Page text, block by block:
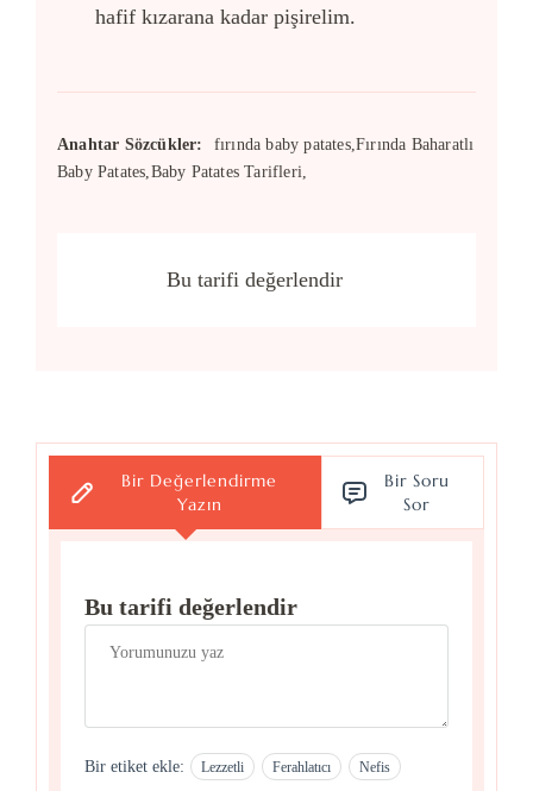
hafif kızarana kadar pişirelim.
Anahtar Sözcükler:
fırında baby patates,Fırında Baharatlı
Baby Patates,Baby Patates Tarifleri,
Bu tarifi değerlendir
Bir Değerlendirme
Yazın
Bir Soru
Sor
Bu tarifi değerlendir
Bir etiket ekle: Lezzetli Ferahlatıcı Nefis